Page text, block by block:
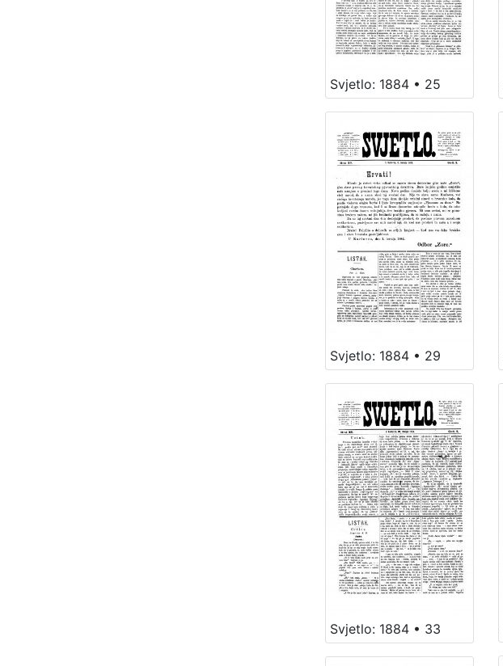
Svjetlo: 1884 • 25
Svjetlo: 1884 • 29
Svjetlo: 1884 • 33